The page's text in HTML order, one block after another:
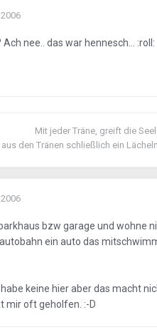
nee.. das war hennesch... :roll:
Mit jeder Träne, greift die
aus den Tränen schließlich ein
bzw garage und wohne
ein auto das
keine hier aber das macht
mir oft geholfen. :-D